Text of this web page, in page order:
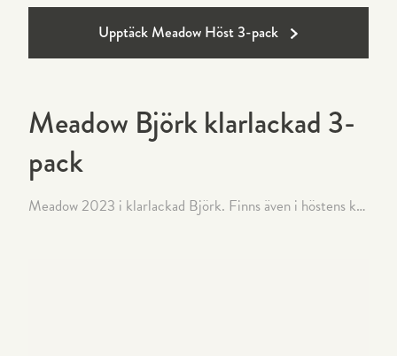
Upptäck Meadow Höst 3-pack
Meadow Björk klarlackad 3-
pack
Meadow 2023 i klarlackad Björk. Finns även i höstens kulörer blå, svart och brun.